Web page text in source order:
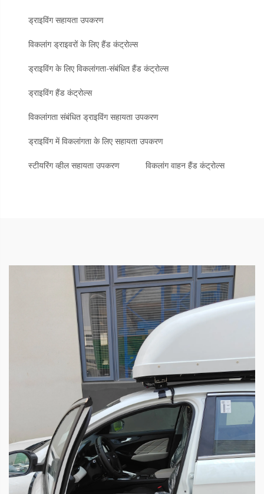
ड्राइविंग सहायता उपकरण
विकलांग ड्राइवरों के लिए हैंड कंट्रोल्स
ड्राइविंग के लिए विकलांगता-संबंधित हैंड कंट्रोल्स
ड्राइविंग हैंड कंट्रोल्स
विकलांगता संबंधित ड्राइविंग सहायता उपकरण
ड्राइविंग में विकलांगता के लिए सहायता उपकरण
स्टीयरिंग व्हील सहायता उपकरण विकलांग वाहन हैंड कंट्रोल्स